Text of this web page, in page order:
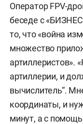
Оператор FPV-
беседе с
то, что «война
множество
артиллеристов».
артиллерии, и
вычислитель“.
координаты, и
минут, а с